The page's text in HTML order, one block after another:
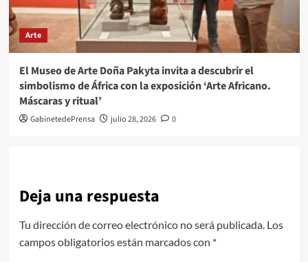
Arte
El Museo de Arte Doña Pakyta invita a descubrir el
simbolismo de África con la exposición ‘Arte Africano.
Máscaras y ritual’
GabinetedePrensa julio 28, 2026 0
Deja una respuesta
Tu dirección de correo electrónico no será publicada. Los
campos obligatorios están marcados con *